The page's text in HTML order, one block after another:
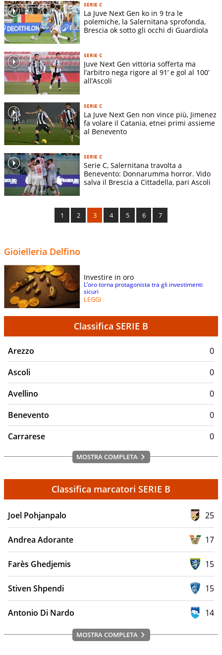
SERIE C
La Juve Next Gen ko in 9 tra le
polemiche, la Salernitana sprofonda,
Brescia ok sotto gli occhi di Guardiola
SERIE C
Juve Next Gen vittoria sofferta ma
l’arbitro nega rigore al 91’ e gol al 100’
all’Ascoli
SERIE C
La Juve Next Gen non vince più, Jimenez
fa volare il Catania, etnei primi assieme
al Benevento
SERIE C
Serie C, Salernitana travolta a
Benevento: Donnarumma horror. Vido
salva il Brescia a Cittadella, pari Ascoli
1 2 3 4 5 6 7
Gioielleria Delfino
Investire in oro
L’oro torna protagonista tra gli investimenti
sicuri
LEGGI
Classifica SERIE B
Arezzo
0
Ascoli
0
Avellino
0
Benevento
0
Carrarese
0
MOSTRA COMPLETA
Classifica marcatori SERIE B
Joel Pohjanpalo 25
Andrea Adorante 17
Farès Ghedjemis 15
Stiven Shpendi 15
Antonio Di Nardo 14
MOSTRA COMPLETA